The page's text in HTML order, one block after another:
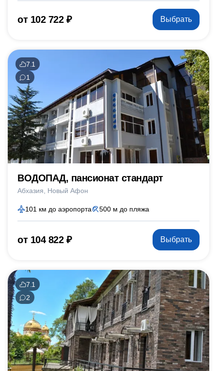
от 102 722 ₽ Выбрать
7.1
1
ВОДОПАД, пансионат стандарт
Абхазия Новый Афон
101 км до аэропорта 500 м до пляжа
от 104 822 ₽ Выбрать
7.1
2